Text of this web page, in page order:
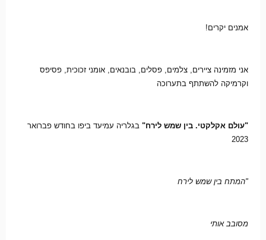
אמנים יקרים!
וקרמיקה להשתתף בתערוכה
"עולם אקלקטי. בין שמש לירח"
2023
"המתח בין שמש לירח
מסובב אותי